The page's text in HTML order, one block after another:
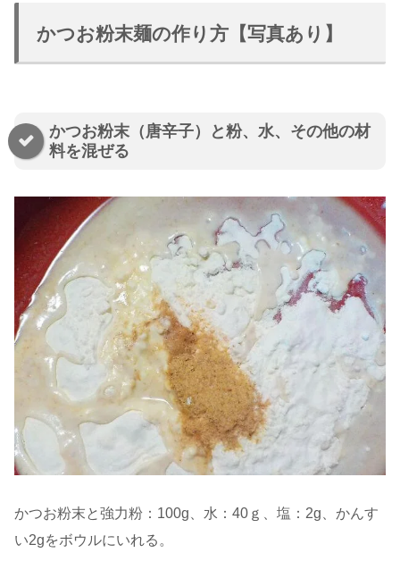
かつお粉末麺の作り方【写真あり】
かつお粉末（唐辛子）と粉、水、その他の材
料を混ぜる
かつお粉末と強力粉：100g、水：40ｇ、塩：2g、かんす
い2gをボウルにいれる。